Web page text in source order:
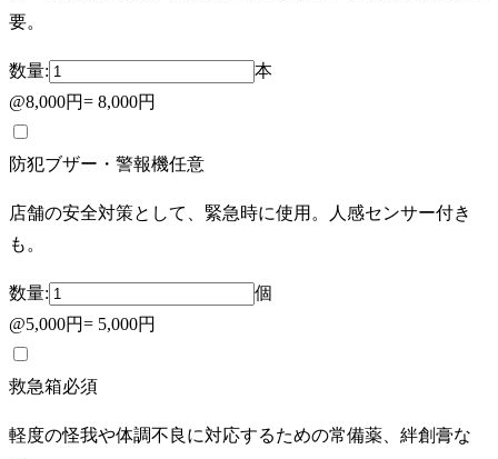
要。
数量:
本
@8,000円= 8,000円
防犯ブザー・警報機任意
店舗の安全対策として、緊急時に使用。人感センサー付き
も。
数量:
個
@5,000円= 5,000円
救急箱必須
軽度の怪我や体調不良に対応するための常備薬、絆創膏な